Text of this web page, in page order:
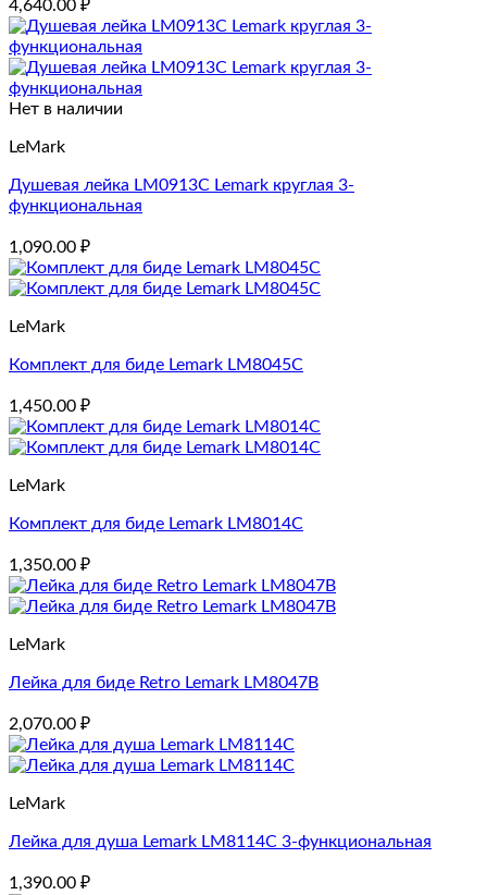
4,640.00 ₽
Нет в наличии
LeMark
Душевая лейка LM0913C Lemark круглая 3-
функциональная
1,090.00 ₽
LeMark
Комплект для биде Lemark LM8045C
1,450.00 ₽
LeMark
Комплект для биде Lemark LM8014C
1,350.00 ₽
LeMark
Лейка для биде Retro Lemark LM8047B
2,070.00 ₽
LeMark
Лейка для душа Lemark LM8114C 3-функциональная
1,390.00 ₽